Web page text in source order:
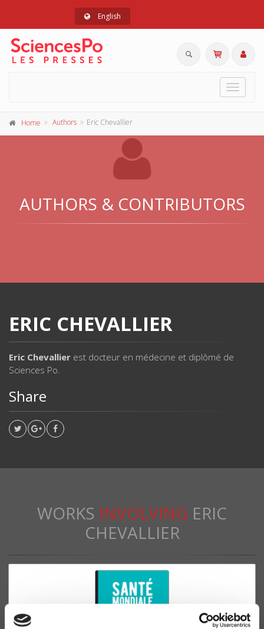
English
Toggle
Home Authors Eric Chevallier
AUTHORS & CONTRIBUTORS
ERIC CHEVALLIER
Eric Chevallier est docteur en médecine et diplômé de
Sciences Po.
Share
WORKS INVOLVING ERIC
CHEVALLIER